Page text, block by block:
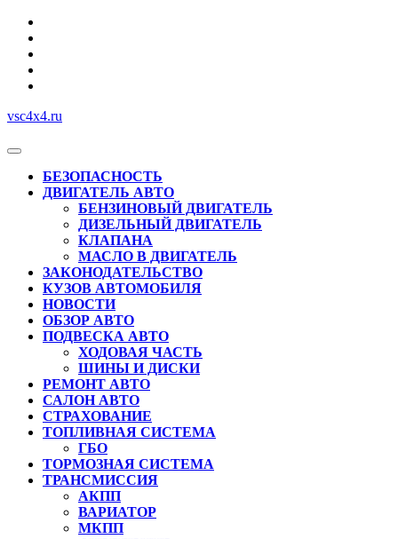
Перейти
содержимому
vsc4x4.ru
Кнопка
ОткрытьБЕЗОПАСНОСТЬ
ДВИГАТЕЛЬ АВТО
БЕНЗИНОВЫЙ ДВИГАТЕЛЬ
ДИЗЕЛЬНЫЙ ДВИГАТЕЛЬ
КЛАПАНА
МАСЛО В ДВИГАТЕЛЬ
ЗАКОНОДАТЕЛЬСТВО
КУЗОВ АВТОМОБИЛЯ
НОВОСТИ
ОБЗОР АВТО
ПОДВЕСКА АВТО
ХОДОВАЯ ЧАСТЬ
ШИНЫ И ДИСКИ
РЕМОНТ АВТО
САЛОН АВТО
СТРАХОВАНИЕ
ТОПЛИВНАЯ СИСТЕМА
ГБО
ТОРМОЗНАЯ СИСТЕМА
ТРАНСМИССИЯ
АКПП
ВАРИАТОР
МКПП